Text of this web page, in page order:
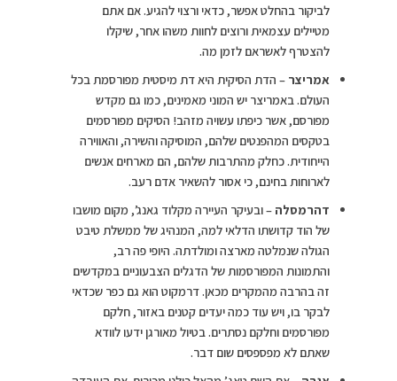
לביקור בהחלט אפשר, כדאי ורצוי להגיע. אם אתם
מטיילים עצמאית ורוצים לחוות משהו אחר, שיקלו
להצטרף לאשראם לזמן מה.
אמריצר – הדת הסיקית היא דת מיסטית מפורסמת בכל
העולם. באמריצר יש המוני מאמינים, כמו גם מקדש
מפורסם, אשר כיפתו עשויה מזהב! הסיקים מפורסמים
בטקסים המהפנטים שלהם, המוסיקה והשירה, והאווירה
הייחודית. כחלק מהתרבות שלהם, הם מארחים אנשים
לארוחות בחינם, כי אסור להשאיר אדם רעב.
דהרמסלה – ובעיקר העיירה מקלוד גאנג’, מקום מושבו
של הוד קדושתו הדלאי למה, המנהיג של ממשלת טיבט
הגולה שנמלטה מארצה ומולדתה. היופי פה רב,
והתמונות המפורסמות של הדגלים הצבעוניים במקדשים
זה בהרבה מהמקרים מכאן. דרמקוט הוא גם כפר שכדאי
לבקר בו, ויש עוד כמה יעדים קטנים באזור, חלקם
מפורסמים וחלקם נסתרים. בטיול מאורגן ידעו לוודא
שאתם לא מפספסים שום דבר.